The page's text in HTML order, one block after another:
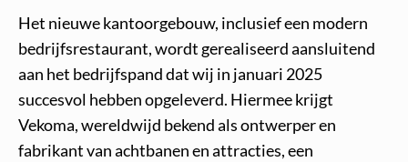
Het nieuwe kantoorgebouw, inclusief een modern
bedrijfsrestaurant, wordt gerealiseerd aansluitend
aan het bedrijfspand dat wij in januari 2025
succesvol hebben opgeleverd. Hiermee krijgt
Vekoma, wereldwijd bekend als ontwerper en
fabrikant van achtbanen en attracties, een